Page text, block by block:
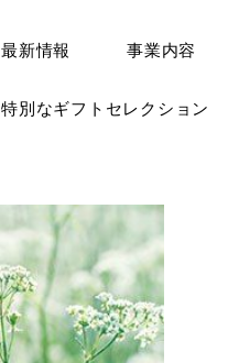
最新情報 事業内容
特別なギフトセレクション